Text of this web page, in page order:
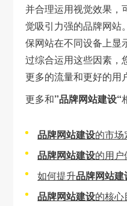
并合理运用视觉效果，
觉吸引力强的品牌网站
保网站在不同设备上显
过综合运用这些因素，
更多的流量和更好的用
更多和”品牌网站建设“
品牌网站建设的市
品牌网站建设的用
如何提升品牌网站建
品牌网站建设的核